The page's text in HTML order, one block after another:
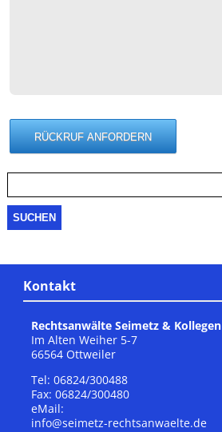
nach:
Kontakt
Rechtsanwälte Seimetz & Kollegen
Im Alten Weiher 5-7
66564 Ottweiler
Tel: 06824/300488
Fax: 06824/300480
eMail:
info@seimetz-rechtsanwaelte.de